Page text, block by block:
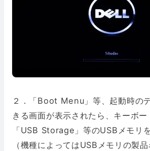
２．「Boot Menu」等、起動時の
きる画面が表示されたら、キーボ
「USB Storage」等のUSBメモリ
（機種によってはUSBメモリの製